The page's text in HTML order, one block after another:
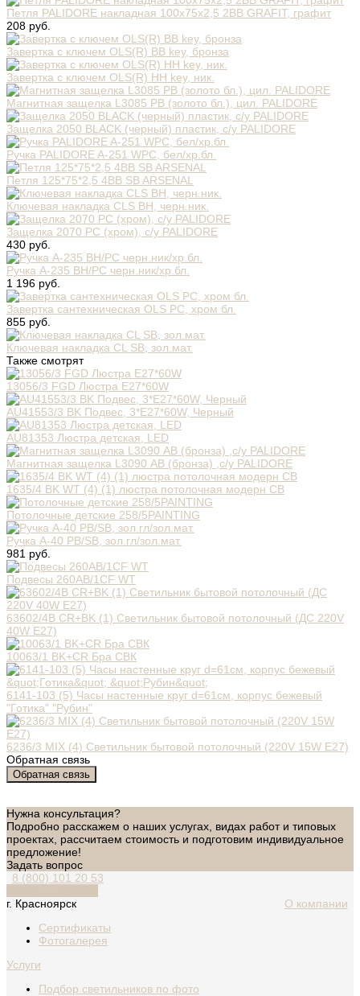
Петля PALIDORE накладная 100x75x2,5 2BB GRAFIT, графит
208 руб.
Завертка с ключем OLS(R) BB key, бронза
Завертка с ключем OLS(R) HH key, ник.
Магнитная защелка L3085 РВ (золото бл.), цил. PALIDORE
Защелка 2050 BLACK (черный) пластик, с/у PALIDORE
Ручка PALIDORE A-251 WPC, бел/хр.бл.
Петля 125*75*2,5 4BB SB ARSENAL
Ключевая накладка CLS BH, черн.ник.
Защелка 2070 PC (хром), с/у PALIDORE
430 руб.
Ручка A-235 BH/PC черн.ник/хр.бл.
1 196 руб.
Завертка сантехническая OLS PC, хром бл.
855 руб.
Ключевая накладка CL SB, зол.мат.
Также смотрят
13056/3 FGD Люстра E27*60W
AU41553/3 BK Подвес, 3*E27*60W, Черный
AU81353 Люстра детская, LED
Магнитная защелка L3090 АВ (бронза) ,с/у PALIDORE
1635/4 BK WT (4) (1) люстра потолочная модерн СВ
Потолочные детские 258/5PAINTING
Ручка A-40 PB/SB, зол.гл/зол.мат.
981 руб.
Подвесы 260AB/1CF WT
63602/4B CR+BK (1) Светильник бытовой потолочный (ДС 220V
40W E27)
10063/1 BK+CR Бра СВК
6141-103 (5) Часы настенные круг d=61см, корпус бежевый
"Готика" "Рубин"
6236/3 MIX (4) Светильник бытовой потолочный (220V 15W E27)
Обратная связь
Обратная связь
Нужна консультация?
Подробно расскажем о наших услугах, видах работ и типовых
проектах, рассчитаем стоимость и подготовим индивидуальное
предложение!
Задать вопрос
8 (800) 101 20 53
г. Красноярск
О компании
Сертификаты
Фотогалерея
Услуги
Подбор светильников по фото